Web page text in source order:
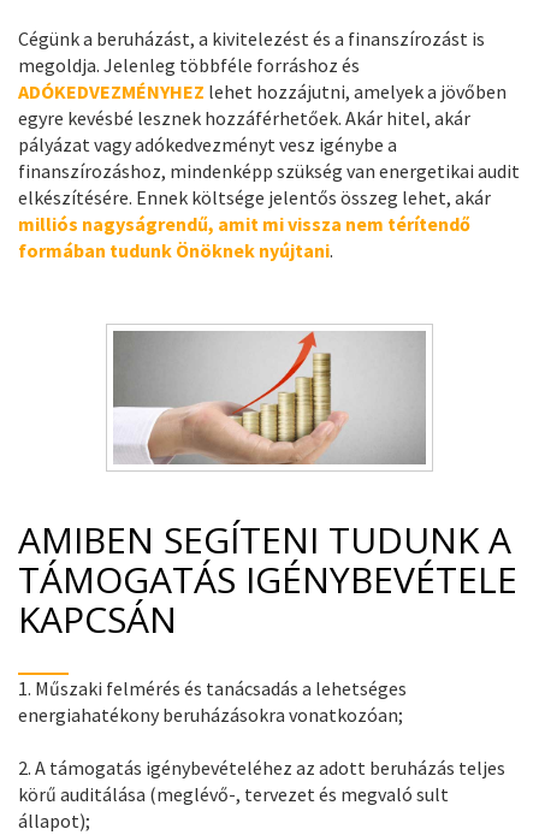
Cégünk a beruházást, a kivitelezést és a finanszírozást is
megoldja. Jelenleg többféle forráshoz és
ADÓKEDVEZMÉNYHEZ lehet hozzájutni, amelyek a jövőben
egyre kevésbé lesznek hozzáférhetőek. Akár hitel, akár
pályázat vagy adókedvezményt vesz igénybe a
finanszírozáshoz, mindenképp szükség van energetikai audit
elkészítésére. Ennek költsége jelentős összeg lehet, akár
milliós nagyságrendű, amit mi vissza nem térítendő
formában tudunk Önöknek nyújtani.
AMIBEN SEGÍTENI TUDUNK A
TÁMOGATÁS IGÉNYBEVÉTELE
KAPCSÁN
1. Műszaki felmérés és tanácsadás a lehetséges
energiahatékony beruházásokra vonatkozóan;
2. A támogatás igénybevételéhez az adott beruházás teljes
körű auditálása (meglévő-, tervezet és megvaló sult
állapot);